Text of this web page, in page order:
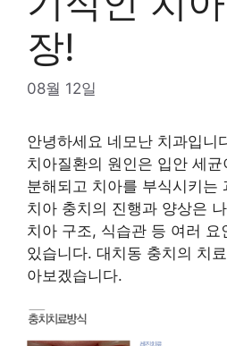
장!
08월 12일
안녕하세요 네모난 치과입니
치아질환의 원인은 입안 세
분해되고 치아를 부식시키는
치아 충치의 진행과 양상은
치아 구조, 식습관 등 여러 요
있습니다. 대치동 충치의 치
아보겠습니다.